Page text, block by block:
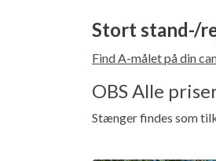
Stort stand-/
Find A-målet på din
OBS Alle
Stænger findes som